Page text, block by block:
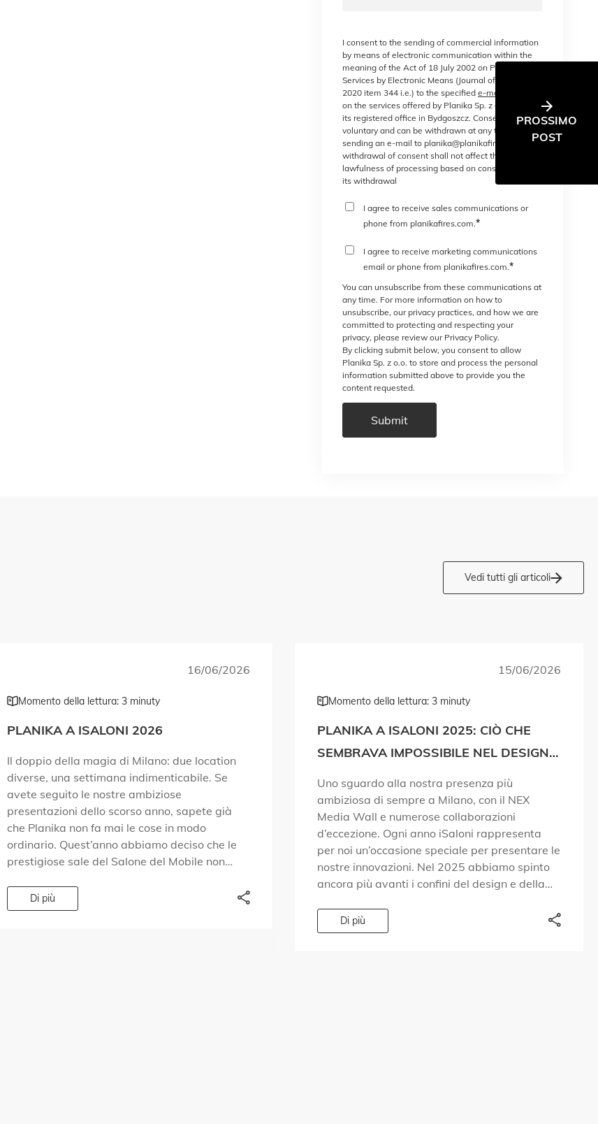
PROSSIMO
POST
I consent to the sending of commercial information
by means of electronic communication within the
meaning of the Act of 18 July 2002 on Providing
Services by Electronic Means (Journal of Laws of
2020 item 344 i.e.) to the specified e-mail address
on the services offered by Planika Sp. z o. o., with
its registered office in Bydgoszcz. Consent is
voluntary and can be withdrawn at any time, e.g. by
sending an e-mail to planika@planikafires.com. The
withdrawal of consent shall not affect the
lawfulness of processing based on consent before
its withdrawal
I agree to receive sales communications or
phone from planikafires.com.*
I agree to receive marketing communications
email or phone from planikafires.com.*
You can unsubscribe from these communications at
any time. For more information on how to
unsubscribe, our privacy practices, and how we are
committed to protecting and respecting your
privacy, please review our Privacy Policy.
By clicking submit below, you consent to allow
Planika Sp. z o.o. to store and process the personal
information submitted above to provide you the
content requested.
Vedi tutti gli articoli
16/06/2026
Momento della lettura: 3 minuty
PLANIKA A ISALONI 2026
Il doppio della magia di Milano: due location
diverse, una settimana indimenticabile. Se
avete seguito le nostre ambiziose
presentazioni dello scorso anno, sapete già
che Planika non fa mai le cose in modo
ordinario. Quest’anno abbiamo deciso che le
prestigiose sale del Salone del Mobile non
volevamo condividere. […]
Di più
15/06/2026
Momento della lettura: 3 minuty
PLANIKA A ISALONI 2025: CIÒ CHE
SEMBRAVA IMPOSSIBILE NEL DESIGN
DEL FUOCO È DIVENTATO REALTÀ!
Uno sguardo alla nostra presenza più
ambiziosa di sempre a Milano, con il NEX
Media Wall e numerose collaborazioni
d’eccezione. Ogni anno iSaloni rappresenta
per noi un’occasione speciale per presentare le
nostre innovazioni. Nel 2025 abbiamo spinto
ancora più avanti i confini del design e della
che le persone […]
Di più